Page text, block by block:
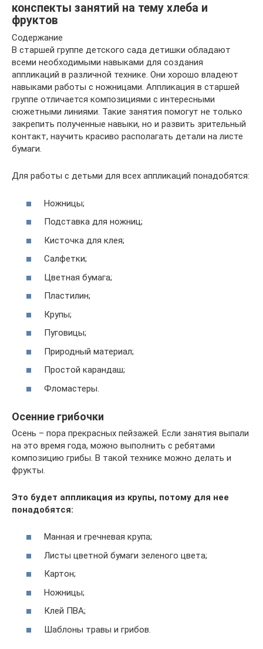
конспекты занятий на тему хлеба и
фруктов
Содержание
В старшей группе детского сада детишки обладают
всеми необходимыми навыками для создания
аппликаций в различной технике. Они хорошо владеют
навыками работы с ножницами. Аппликация в старшей
группе отличается композициями с интересными
сюжетными линиями. Такие занятия помогут не только
закрепить полученные навыки, но и развить зрительный
контакт, научить красиво располагать детали на листе
бумаги.
Для работы с детьми для всех аппликаций понадобятся:
Ножницы;
Подставка для ножниц;
Кисточка для клея;
Салфетки;
Цветная бумага;
Пластилин;
Крупы;
Пуговицы;
Природный материал;
Простой карандаш;
Фломастеры.
Осенние грибочки
Осень – пора прекрасных пейзажей. Если занятия выпали
на это время года, можно выполнить с ребятами
композицию грибы. В такой технике можно делать и
фрукты.
Это будет аппликация из крупы, потому для нее
понадобятся:
Манная и гречневая крупа;
Листы цветной бумаги зеленого цвета;
Картон;
Ножницы;
Клей ПВА;
Шаблоны травы и грибов.